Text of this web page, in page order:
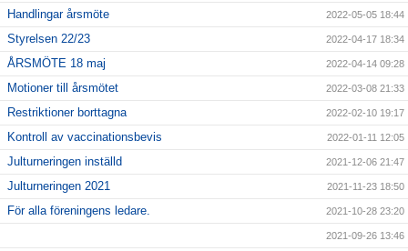
Handlingar årsmöte 2022-05-05 18:44
Styrelsen 22/23 2022-04-17 18:34
ÅRSMÖTE 18 maj 2022-04-14 09:28
Motioner till årsmötet 2022-03-08 21:33
Restriktioner borttagna 2022-02-10 19:17
Kontroll av vaccinationsbevis 2022-01-11 12:05
Julturneringen inställd 2021-12-06 21:47
Julturneringen 2021 2021-11-23 18:50
För alla föreningens ledare. 2021-10-28 23:20
2021-09-26 13:46